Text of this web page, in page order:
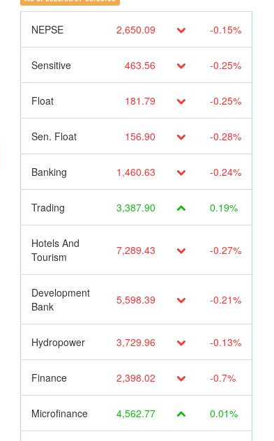
NEPSE 2,650.09 -0.15%
Sensitive 463.56 -0.25%
Float 181.79 -0.25%
Sen. Float 156.90 -0.28%
Banking 1,460.63 -0.24%
Trading 3,387.90 0.19%
Hotels And
Tourism
7,289.43 -0.27%
Development
Bank
5,598.39 -0.21%
Hydropower 3,729.96 -0.13%
Finance 2,398.02 -0.7%
Microfinance 4,562.77 0.01%